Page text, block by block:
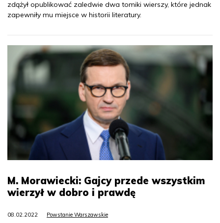
zdążył opublikować zaledwie dwa tomiki wierszy, które jednak
zapewniły mu miejsce w historii literatury.
M. Morawiecki: Gajcy przede wszystkim
wierzył w dobro i prawdę
08.02.2022 Powstanie Warszawskie